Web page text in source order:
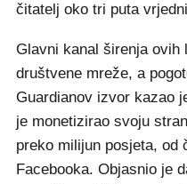
čitatelj oko tri puta
Glavni kanal širenja ovih
društvene mreže, a
Guardianov izvor kazao
je monetizirao svoju
preko milijun posjeta, od
Facebooka. Objasnio je